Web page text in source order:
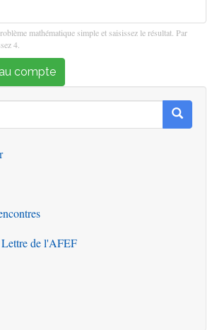
mathématique simple et saisissez le résultat. Par
4.
compte
de l'AFEF